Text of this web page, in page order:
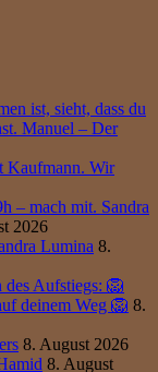
ist, sieht, dass du
Manuel – Der
Kaufmann. Wir
– mach mit. Sandra
2026
Lumina 8.
Aufstiegs: 🦁
deinem Weg 🦁 8.
8. August 2026
8. August